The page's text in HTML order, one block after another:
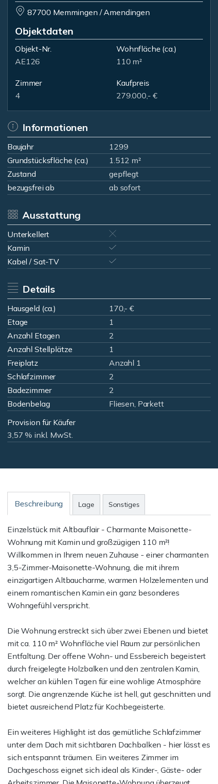
87700 Memmingen / Amendingen
Objektdaten
Objekt-Nr.
AE126
Wohnfläche (ca.)
110 m²
Zimmer
4
Kaufpreis
279.000,- €
Informationen
Baujahr
1299
Grundstücksfläche (ca.)
1.512 m²
Zustand
gepflegt
bezugsfrei ab
ab sofort
Ausstattung
Unterkellert
Kamin
Kabel / Sat-TV
Details
Hausgeld (ca.)
170,- €
Etage
1
Anzahl Etagen
2
Anzahl Stellplätze
1
Freiplatz
Anzahl 1
Schlafzimmer
2
Badezimmer
2
Bodenbelag
Fliesen, Parkett
Provision für Käufer
3,57 % inkl. MwSt.
Beschreibung Lage Sonstiges
Einzelstück mit Altbauflair - Charmante Maisonette-
Wohnung mit Kamin und großzügigen 110 m²!
Willkommen in Ihrem neuen Zuhause - einer charmanten
3,5-Zimmer-Maisonette-Wohnung, die mit ihrem
einzigartigen Altbaucharme, warmen Holzelementen und
einem romantischen Kamin ein ganz besonderes
Wohngefühl verspricht.
Die Wohnung erstreckt sich über zwei Ebenen und bietet
mit ca. 110 m² Wohnfläche viel Raum zur persönlichen
Entfaltung. Der offene Wohn- und Essbereich begeistert
durch freigelegte Holzbalken und den zentralen Kamin,
welcher an kühlen Tagen für eine wohlige Atmosphäre
sorgt. Die angrenzende Küche ist hell, gut geschnitten und
bietet ausreichend Platz für Kochbegeisterte.
Ein weiteres Highlight ist das gemütliche Schlafzimmer
unter dem Dach mit sichtbaren Dachbalken - hier lässt es
sich entspannt träumen. Ein weiteres Zimmer im
Dachgeschoss eignet sich ideal als Kinder-, Gäste- oder